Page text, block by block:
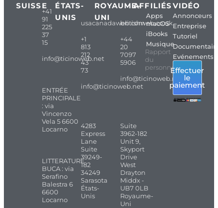
SUISSE
+41
91
225
37
15
info@ticinoweb.net
ENTRÉE
PRINCIPALE
: via
Vincenzo
Vela 5 6600
Locarno
LITTERATURE
BUCA : via
Serafino
Balestra 6
6600
Locarno
ÉTATS-
UNIS
usacanadaweb.com
+1
813
212
43
73
info@ticinoweb.net
4283
Express
Lane
Suite
39249-
182
34249
Sarasota
États-
Unis
ROYAUME-
UNI
britishweb.co.uk
+44
20
7097
5906
info@ticinoweb.net
Suite
3962-182
Unit 9,
Skyport
Drive
West
Drayton
Middx -
UB7 0LB
Royaume-
Uni
AFFILIÉS
Apps
macOS
iBooks
Musique
Rapport
du
personnel
VIDÉO
Annonceurs
Entreprise
Tutoriel
Evénements
Effectuer
le
paiement